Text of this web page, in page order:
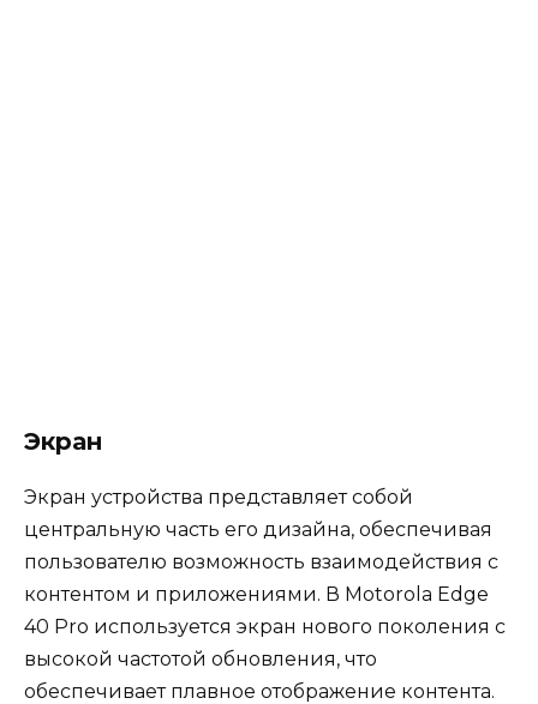
Экран
Экран устройства представляет собой
центральную часть его дизайна, обеспечивая
пользователю возможность взаимодействия с
контентом и приложениями. В Motorola Edge
40 Pro используется экран нового поколения с
высокой частотой обновления, что
обеспечивает плавное отображение контента.